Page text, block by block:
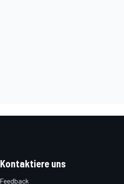
Kontaktiere uns
Feedback